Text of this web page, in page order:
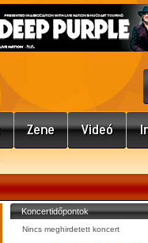
Koncertidőpontok
Nincs meghirdetett koncert